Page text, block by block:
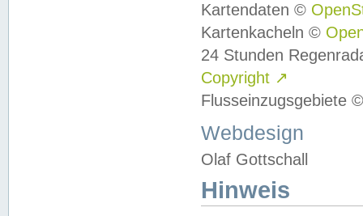
Kartendaten ©
Kartenkacheln ©
24 Stunden
Copyright ↗
Flusseinzugsgebiete
Webdesign
Olaf Gottschall
Hinweis